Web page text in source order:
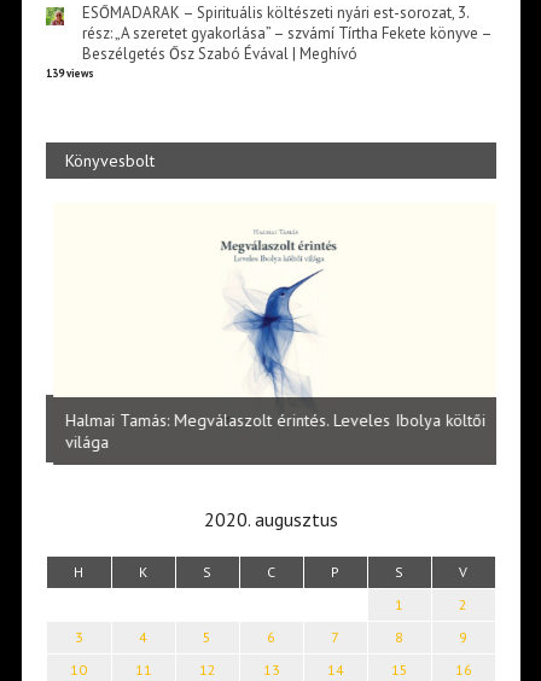
ESŐMADARAK – Spirituális költészeti nyári est-sorozat, 3.
rész: „A szeretet gyakorlása” – szvámí Tírtha Fekete könyve –
Beszélgetés Ősz Szabó Évával | Meghívó
139 views
Könyvesbolt
Halmai Tamás: Megválaszolt érintés. Leveles Ibolya költői
világa
2020. augusztus
H K S C P S V
1
2
3
4 5 6 7 8
9
10
11 12 13 14 15
16